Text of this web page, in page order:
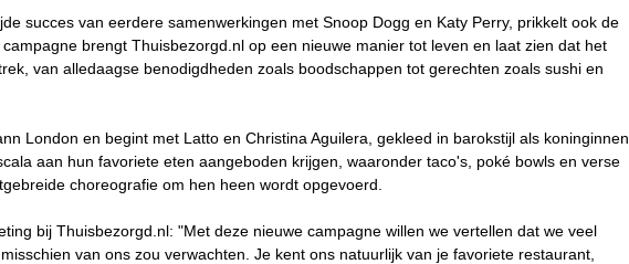
succes van eerdere samenwerkingen met Snoop Dogg en Katy Perry, prikkelt ook de
brengt Thuisbezorgd.nl op een nieuwe manier tot leven en laat zien dat het
van alledaagse benodigdheden zoals boodschappen tot gerechten zoals sushi en
London en begint met Latto en Christina Aguilera, gekleed in barokstijl als koninginnen
aan hun favoriete eten aangeboden krijgen, waaronder taco's, poké bowls en verse
choreografie om hen heen wordt opgevoerd.
bij Thuisbezorgd.nl: "Met deze nieuwe campagne willen we vertellen dat we veel
van ons zou verwachten. Je kent ons natuurlijk van je favoriete restaurant,